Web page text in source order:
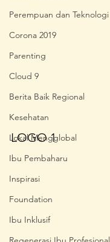
Perempuan dan Teknologi
Corona 2019
Parenting
Cloud 9
Berita Baik Regional
Kesehatan
Lokal Mengglobal
Ibu Pembaharu
Inspirasi
Foundation
Ibu Inklusif
LOGO 1